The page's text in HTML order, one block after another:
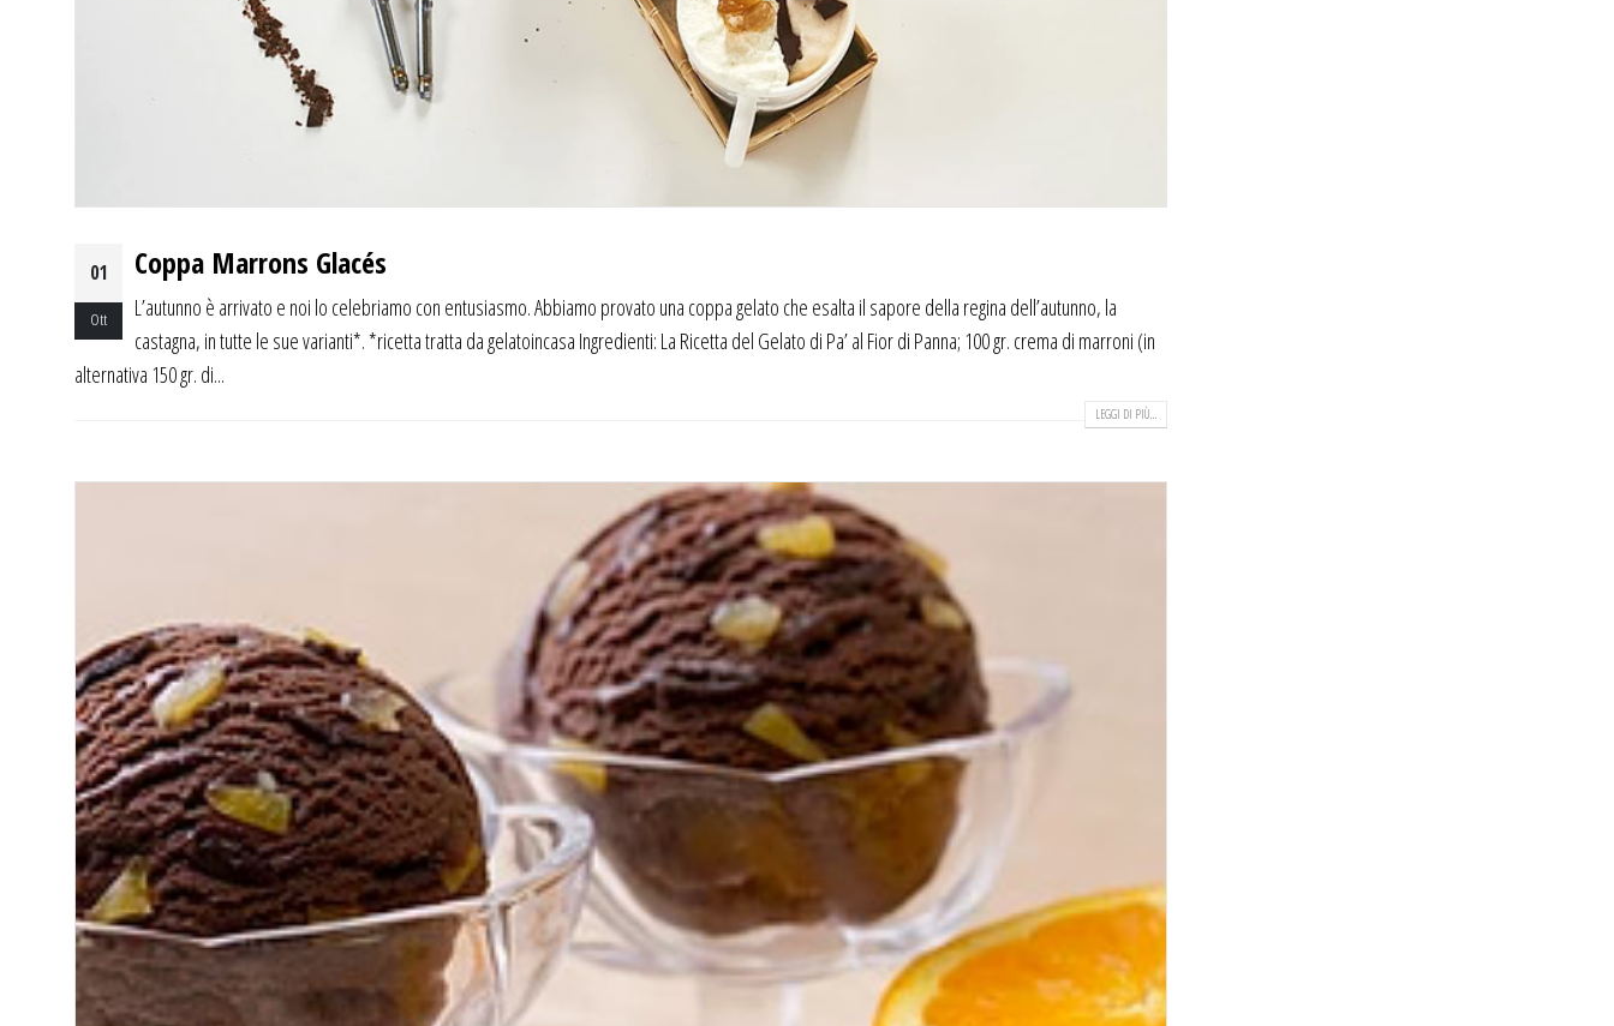
01
Ott
Coppa Marrons Glacés
L’autunno è arrivato e noi lo celebriamo con entusiasmo. Abbiamo provato una coppa gelato che esalta il sapore della regina dell’autunno, la
castagna, in tutte le sue varianti*. *ricetta tratta da gelatoincasa Ingredienti: La Ricetta del Gelato di Pa’ al Fior di Panna; 100 gr. crema di marroni (in
alternativa 150 gr. di...
LEGGI DI PIÙ...